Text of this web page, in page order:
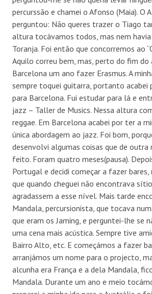
percurssão e chamei o Afonso (Maia). O
perguntou: Não queres trazer o Tiago
altura tocávamos todos, mas nem
Toranja. Foi então que concorremos ao
Aquilo correu bem, mas, perto do fim do
Barcelona um ano fazer Erasmus. A
sempre toquei guitarra, portanto acabei
para Barcelona. Fui estudar para lá e
jazz – Taller de Musics. Nessa altura
reggae. Em Barcelona acabei por ter a
única abordagem ao jazz. Foi bom,
desenvolvi algumas coisas que de outra
feito. Foram quatro meses(pausa).
Portugal e decidi começar a fazer bares,
que quando cheguei não encontrava
agradassem a esse nível. Mais tarde
Mandala, percursionista, que tocava
que eram os Jaming, e perguntei-lhe se
uma cena mais acústica. Sempre tive
Bairro Alto, etc. E começámos a fazer
arranjámos um nome para o projecto,
alcunha era França e a dela Mandala,
Mandala. Durante um ano e meio